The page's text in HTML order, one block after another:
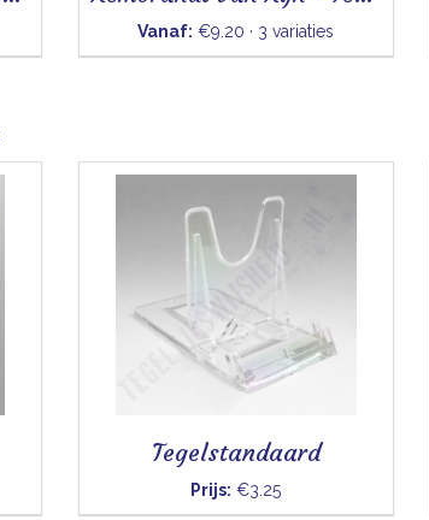
Vanaf: €9.20 · 3 variaties
Tegelstandaard
Prijs: €3.25